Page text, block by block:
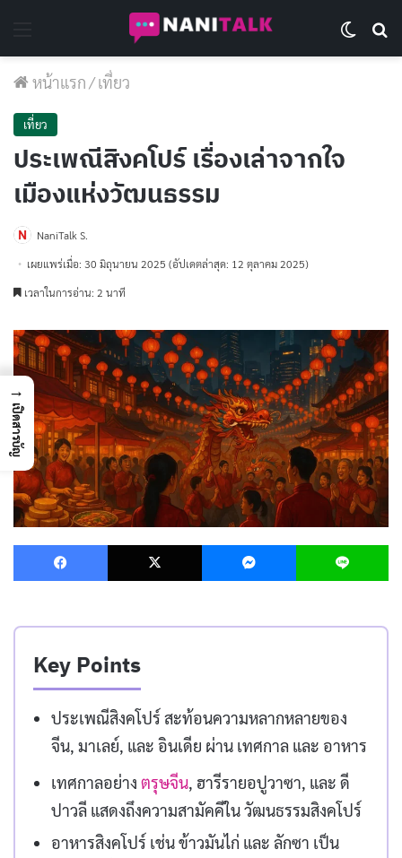
หน้าแรก/เที่ยว
เที่ยว
ประเพณีสิงคโปร์ เรื่องเล่าจากใจ
เมืองแห่งวัฒนธรรม
NaniTalk S.
เผยแพร่เมื่อ: 30 มิถุนายน 2025 (อัปเดตล่าสุด: 12 ตุลาคม 2025)
เวลาในการอ่าน: 2 นาที
Facebook X Messenger
Key Points
ประเพณีสิงคโปร์ สะท้อนความหลากหลายของ
จีน, มาเลย์, และ อินเดีย ผ่าน เทศกาล และ อาหาร
เทศกาลอย่าง ตรุษจีน , ฮารีรายอปูวาซา, และ ดี
ปาวลี แสดงถึงความสามัคคีใน วัฒนธรรมสิงคโปร์
อาหารสิงคโปร์ เช่น ข้าวมันไก่ และ ลักซา เป็น
→
เปิดสารบัญ